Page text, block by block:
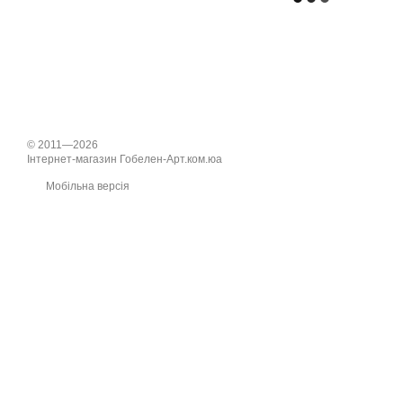
© 2011—2026
Інтернет-магазин Гобелен-Арт.ком.юа
Мобільна версія